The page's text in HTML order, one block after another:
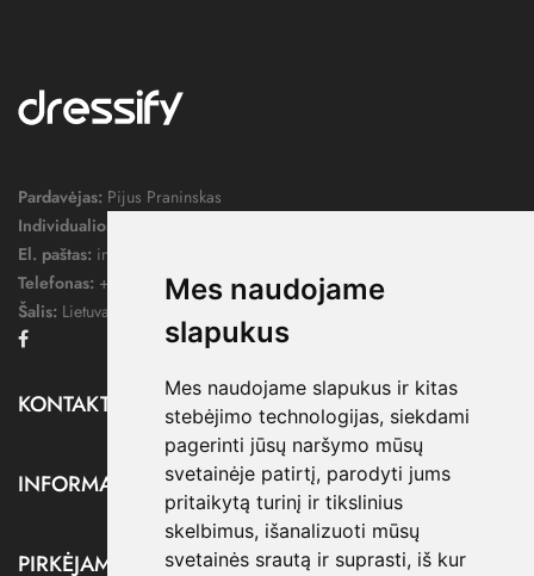
Mes naudojame
slapukus
Mes naudojame slapukus ir kitas
stebėjimo technologijas, siekdami
pagerinti jūsų naršymo mūsų
svetainėje patirtį, parodyti jums
pritaikytą turinį ir tikslinius
skelbimus, išanalizuoti mūsų
svetainės srautą ir suprasti, iš kur
Pardavėjas: Pijus Praninskas
Individualios veiklos pažymos nr.:
El. paštas: info@dressify.lt
Telefonas: +370 676 78578
Šalis: Lietuva
KONTAKTAI
INFORMACIJA
PIRKĖJAMS